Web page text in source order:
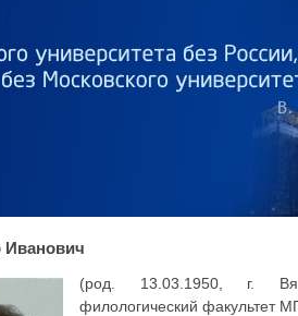
(род. 13.03.1950, г.
филологический факультет